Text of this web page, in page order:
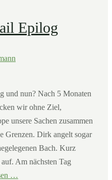
Epilog
und nun? Nach 5 Monaten
wir ohne Ziel,
unsere Sachen zusammen
Grenzen. Dirk angelt sogar
Bach. Kurz
Am nächsten Tag
…